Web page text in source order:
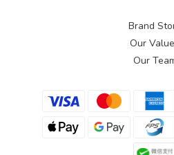
Brand
Our
Our